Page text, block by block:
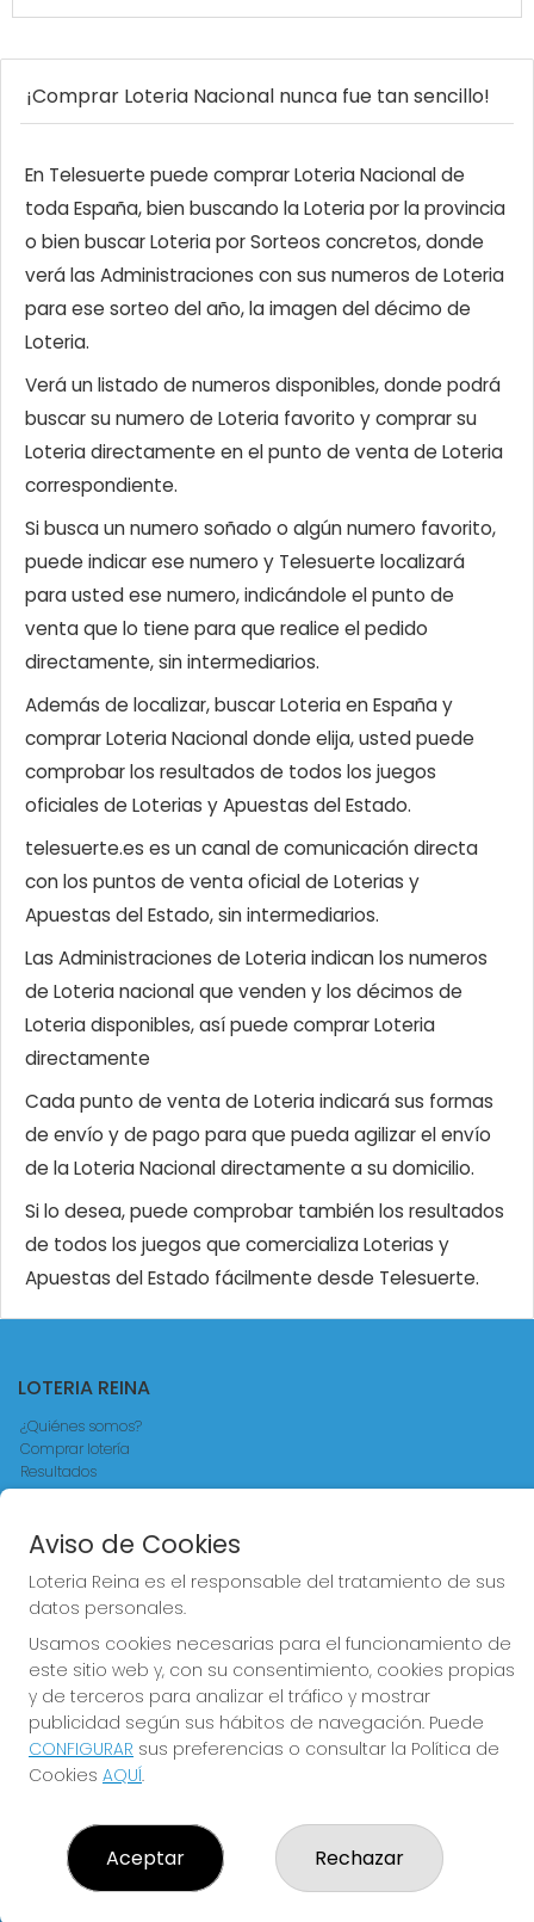
¡Comprar Loteria Nacional nunca fue tan sencillo!
En Telesuerte puede comprar Loteria Nacional de
toda España, bien buscando la Loteria por la provincia
o bien buscar Loteria por Sorteos concretos, donde
verá las Administraciones con sus numeros de Loteria
para ese sorteo del año, la imagen del décimo de
Loteria.
Verá un listado de numeros disponibles, donde podrá
buscar su numero de Loteria favorito y comprar su
Loteria directamente en el punto de venta de Loteria
correspondiente.
Si busca un numero soñado o algún numero favorito,
puede indicar ese numero y Telesuerte localizará
para usted ese numero, indicándole el punto de
venta que lo tiene para que realice el pedido
directamente, sin intermediarios.
Además de localizar, buscar Loteria en España y
comprar Loteria Nacional donde elija, usted puede
comprobar los resultados de todos los juegos
oficiales de Loterias y Apuestas del Estado.
telesuerte.es es un canal de comunicación directa
con los puntos de venta oficial de Loterias y
Apuestas del Estado, sin intermediarios.
Las Administraciones de Loteria indican los numeros
de Loteria nacional que venden y los décimos de
Loteria disponibles, así puede comprar Loteria
directamente
Cada punto de venta de Loteria indicará sus formas
de envío y de pago para que pueda agilizar el envío
de la Loteria Nacional directamente a su domicilio.
Si lo desea, puede comprobar también los resultados
de todos los juegos que comercializa Loterias y
Apuestas del Estado fácilmente desde Telesuerte.
LOTERIA REINA
¿Quiénes somos?
Comprar lotería
Resultados
Contacto
Comprar en SELAE
Registro
CONTACTO
ADMINISTRACION DE LOTERIAS Nº4 VALENCIA - Receptor
Oficial 83370
963550150
info@loteriareina.com
CALLE DE LA REINA, 171
(Valencia) España
Aviso de Cookies
Loteria Reina es el responsable del tratamiento de sus
datos personales.
Usamos cookies necesarias para el funcionamiento de
este sitio web y, con su consentimiento, cookies propias
y de terceros para analizar el tráfico y mostrar
publicidad según sus hábitos de navegación. Puede
CONFIGURAR sus preferencias o consultar la Política de
Cookies AQUÍ.
Aceptar Rechazar